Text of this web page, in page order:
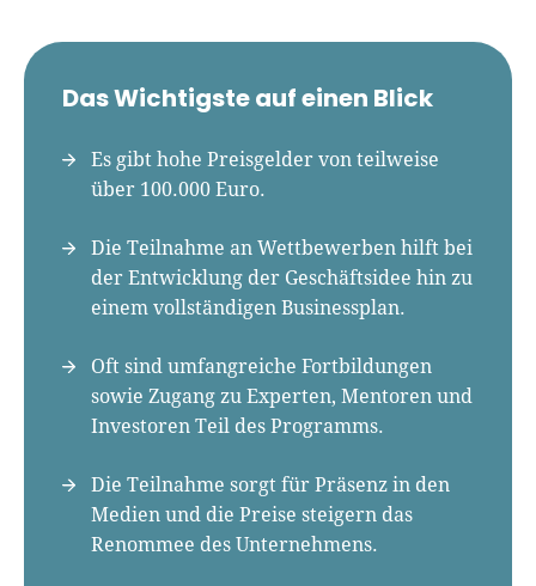
Gründer.de Teil der deutschen
Gründerlandschaft. Seine Mission:
Inhalte und echte Insights an die Hand zu
geben. Das tut er als Chefredakteur,
Podcast-Host, Webinar-Moderator und auf
Er ist Interviewpartner in anderen Medien
und verfasst Fachbeiträge zu
Das Wichtigste auf einen Blick
Es gibt hohe Preisgelder von teilweise
über 100.000 Euro.
Die Teilnahme an Wettbewerben hilft bei
der Entwicklung der Geschäftsidee hin zu
einem vollständigen Businessplan.
Oft sind umfangreiche Fortbildungen
sowie Zugang zu Experten, Mentoren und
Investoren Teil des Programms.
Die Teilnahme sorgt für Präsenz in den
Medien und die Preise steigern das
Renommee des Unternehmens.